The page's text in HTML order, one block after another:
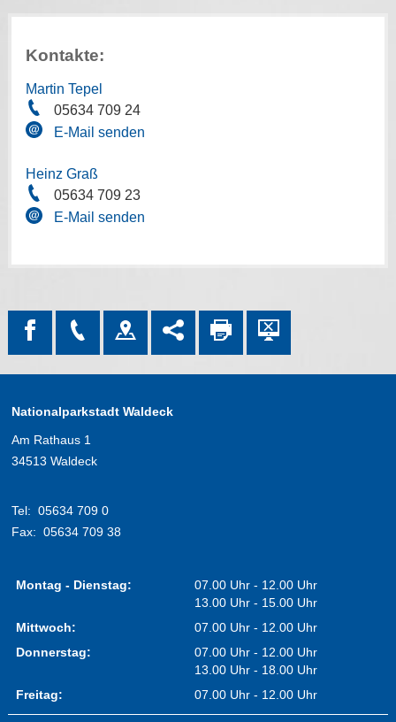
Kontakte:
Martin Tepel
05634 709 24
E-Mail senden
Heinz Graß
05634 709 23
E-Mail senden
Nationalparkstadt Waldeck
Am Rathaus 1
34513 Waldeck
Tel: 05634 709 0
Fax: 05634 709 38
Montag - Dienstag:
07.00 Uhr - 12.00 Uhr
13.00 Uhr - 15.00 Uhr
Mittwoch:
07.00 Uhr - 12.00 Uhr
Donnerstag:
07.00 Uhr - 12.00 Uhr
13.00 Uhr - 18.00 Uhr
Freitag:
07.00 Uhr - 12.00 Uhr